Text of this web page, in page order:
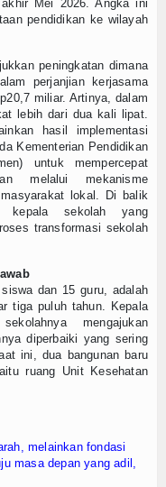
Terbaik dari Sekolah,
Percepat Pemerataan
Menjadi Juara
Peran Masyarakat
Assemblr EDU
SNT, Mendikdasmen
Mei 2026. Angka ini
pendidikan ke wilayah
peningkatan dimana
perjanjian kerjasama
miliar. Artinya, dalam
lebih dari dua kali lipat.
hasil implementasi
Kementerian Pendidikan
untuk mempercepat
melalui mekanisme
lokal. Di balik
kepala sekolah yang
transformasi sekolah
dan 15 guru, adalah
tiga puluh tahun. Kepala
mengajukan
diperbaiki yang sering
ini, dua bangunan baru
ruang Unit Kesehatan
melainkan fondasi
masa depan yang adil,